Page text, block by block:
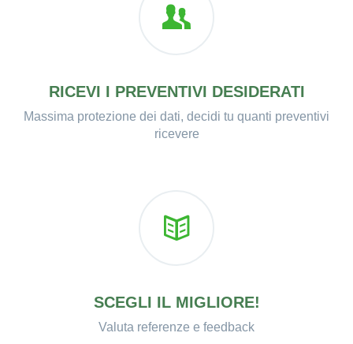
RICEVI I PREVENTIVI DESIDERATI
Massima protezione dei dati, decidi tu quanti preventivi
ricevere
SCEGLI IL MIGLIORE!
Valuta referenze e feedback